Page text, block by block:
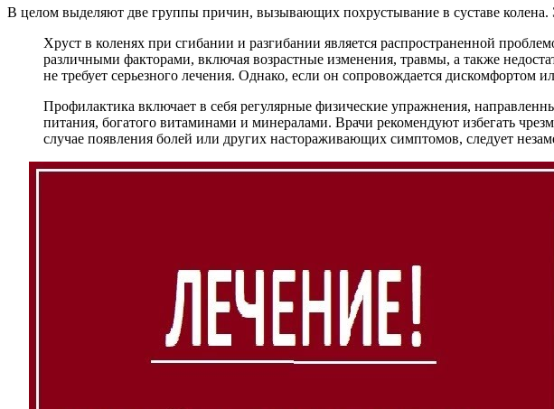
В целом выделяют две группы причин, вызывающих похрустывание в суставе
Хруст в коленях при сгибании и разгибании является распространенной
различными факторами, включая возрастные изменения, травмы, а также
не требует серьезного лечения. Однако, если он сопровождается дискомфортом
Профилактика включает в себя регулярные физические упражнения,
питания, богатого витаминами и минералами. Врачи рекомендуют избегать
случае появления болей или других настораживающих симптомов, следует